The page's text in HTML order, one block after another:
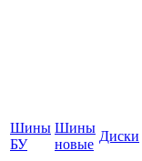
Шины
БУ
Шины
новые
Диски